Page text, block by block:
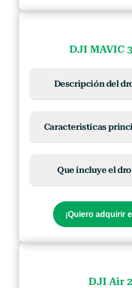
DJI MAVIC
Descripción del
Caracteristicas
Que incluye el
¡Quiero adquirir
DJI Air